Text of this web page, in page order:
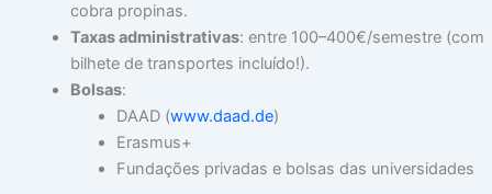
cobra propinas.
Taxas administrativas: entre 100–400€/semestre (com
bilhete de transportes incluído!).
Bolsas:
DAAD (www.daad.de)
Erasmus+
Fundações privadas e bolsas das universidades